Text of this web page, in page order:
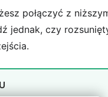
połączyć z
jednak, czy